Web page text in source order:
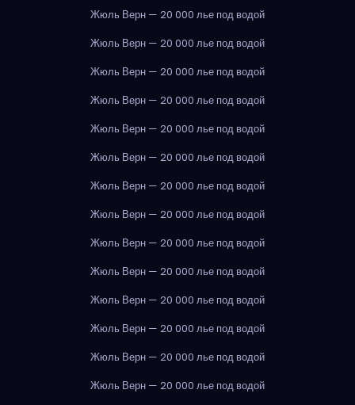
Жюль Верн — 20 000 лье под водой
Жюль Верн — 20 000 лье под водой
Жюль Верн — 20 000 лье под водой
Жюль Верн — 20 000 лье под водой
Жюль Верн — 20 000 лье под водой
Жюль Верн — 20 000 лье под водой
Жюль Верн — 20 000 лье под водой
Жюль Верн — 20 000 лье под водой
Жюль Верн — 20 000 лье под водой
Жюль Верн — 20 000 лье под водой
Жюль Верн — 20 000 лье под водой
Жюль Верн — 20 000 лье под водой
Жюль Верн — 20 000 лье под водой
Жюль Верн — 20 000 лье под водой